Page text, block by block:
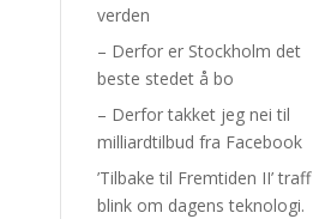
verden
– Derfor er Stockholm det
beste stedet å bo
– Derfor takket jeg nei til
milliardtilbud fra Facebook
’Tilbake til Fremtiden II’ traff
blink om dagens teknologi.